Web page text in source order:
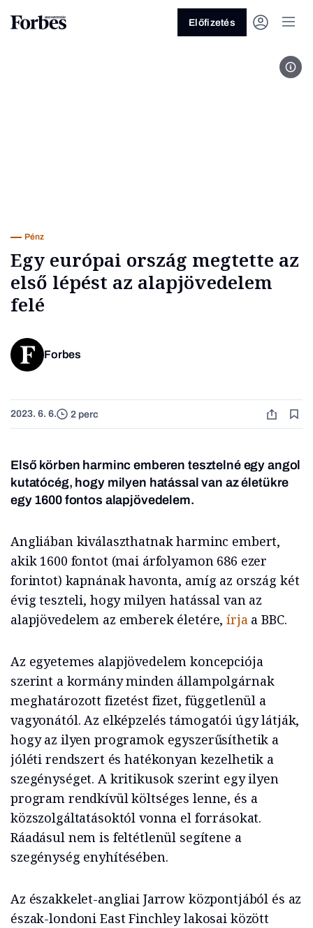
Előfizetés
Pénz
Egy európai ország megtette az
első lépést az alapjövedelem
felé
Forbes
2023. 6. 6. 2 perc
Első körben harminc emberen tesztelné egy angol
kutatócég, hogy milyen hatással van az életükre
egy 1600 fontos alapjövedelem.
Angliában kiválaszthatnak harminc embert,
akik 1600 fontot (mai árfolyamon 686 ezer
forintot) kapnának havonta, amíg az ország két
évig teszteli, hogy milyen hatással van az
alapjövedelem az emberek életére,írjaa BBC.
Az egyetemes alapjövedelem koncepciója
szerint a kormány minden állampolgárnak
meghatározott fizetést fizet, függetlenül a
vagyonától. Az elképzelés támogatói úgy látják,
hogy az ilyen programok egyszerűsíthetik a
jóléti rendszert és hatékonyan kezelhetik a
szegénységet. A kritikusok szerint egy ilyen
program rendkívül költséges lenne, és a
közszolgáltatásoktól vonna el forrásokat.
Ráadásul nem is feltétlenül segítene a
szegénység enyhítésében.
Az északkelet-angliai Jarrow központjából és az
észak-londoni East Finchley lakosai között